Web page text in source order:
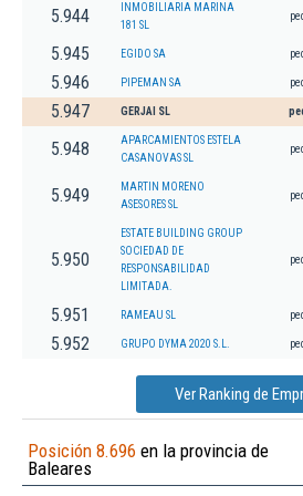
5.944
INMOBILIARIA MARINA
181 SL
5.945 EGIDO SA
5.946 PIPEMAN SA
5.947 GERJAI SL
5.948
APARCAMIENTOS ESTELA
CASANOVAS SL
5.949
MARTIN MORENO
ASESORES SL
5.950
ESTATE BUILDING GROUP
SOCIEDAD DE
RESPONSABILIDAD
LIMITADA.
5.951 RAMEAU SL
5.952 GRUPO DYMA 2020 S.L.
Ver Ranking de
Posición 8.696 en la provincia de
Baleares